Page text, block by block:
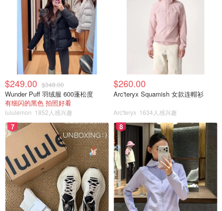
$249.00 $348.00
Wunder Puff 羽绒服 600蓬松度
有细闪的黑色 拍照好看
lululemon 1852人感兴趣
$260.00
Arc'teryx Squamish 女款连帽衫
Arc'teryx 1634人感兴趣
7 8